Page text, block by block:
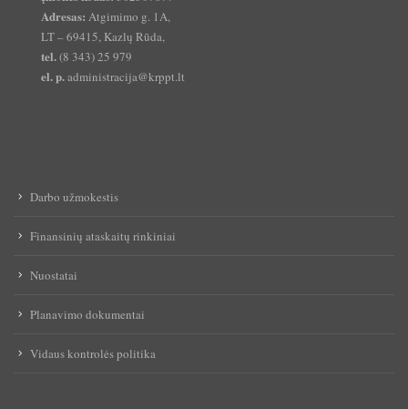
Adresas: Atgimimo g. 1A,
LT – 69415, Kazlų Rūda,
tel.(8 343) 25 979
el. p.administracija@krppt.lt
Darbo užmokestis
Finansinių ataskaitų rinkiniai
Nuostatai
Planavimo dokumentai
Vidaus kontrolės politika